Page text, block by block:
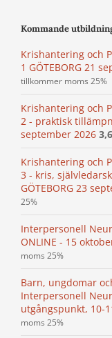
Kommande
Krishantering och
1 GÖTEBORG 21
tillkommer moms 25%
Krishantering och
2 - praktisk
september 2026
Krishantering och
3 - kris,
GÖTEBORG 23
25%
Interpersonell
ONLINE - 15
moms 25%
Barn, ungdomar
Interpersonell
utgångspunkt, 10-
moms 25%